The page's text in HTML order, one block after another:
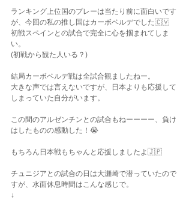
ランキング上位国のプレーは当たり前に面白いです
が、今回の私の推し国はカーボベルデでした🇨🇻
初戦スペインとの試合で完全に心を掴まれてしま
い。
(初戦から観た人いる？)
結局カーボベルデ戦は全試合観ましたねー。
大きな声では言えないですが、日本よりも応援して
しまっていた自分がいます。
この間のアルゼンチンとの試合もねーーーー、負け
はしたものの感動した！😭
もちろん日本戦もちゃんと応援しましたよ🇯🇵
チュニジアとの試合の日は大瀬崎で潜っていたので
すが、水面休息時間はこんな感じで。
↓